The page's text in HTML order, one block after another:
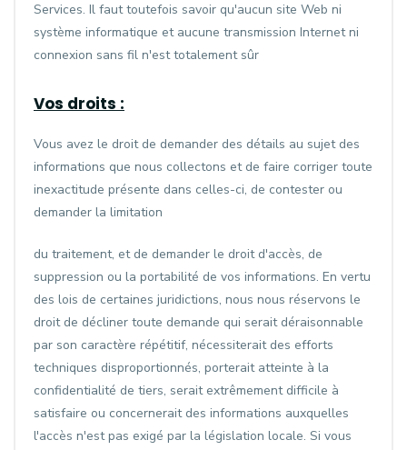
Services. Il faut toutefois savoir qu'aucun site Web ni
système informatique et aucune transmission Internet ni
connexion sans fil n'est totalement sûr
Vos droits :
Vous avez le droit de demander des détails au sujet des
informations que nous collectons et de faire corriger toute
inexactitude présente dans celles-ci, de contester ou
demander la limitation
du traitement, et de demander le droit d'accès, de
suppression ou la portabilité de vos informations. En vertu
des lois de certaines juridictions, nous nous réservons le
droit de décliner toute demande qui serait déraisonnable
par son caractère répétitif, nécessiterait des efforts
techniques disproportionnés, porterait atteinte à la
confidentialité de tiers, serait extrêmement difficile à
satisfaire ou concernerait des informations auxquelles
l'accès n'est pas exigé par la législation locale. Si vous